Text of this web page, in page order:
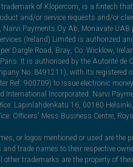
of Klopercom, is a fintech
and/or service requests and/or
Payments Oy Ab, Monavate
(Ireland) Limited is authorized
Dargle Road, Bray, Co. Wicklow,
It is authorised by the Autorité de
No. 8491211), with its registered
Ref: 900709) to issue electronic
International Incorporated. Narvi
Lapinlahdenkatu 16, 00180
Officers' Mess Business Centre,
or logos mentioned or used are the
trade names to their respective
other trademarks are the property of